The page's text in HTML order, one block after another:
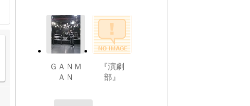
ＧＡＮＭ
ＡＮ
『演劇
部』